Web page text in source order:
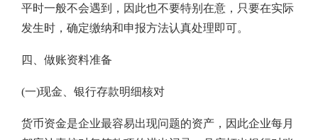
平时一般不会遇到，因此也不要特别在意，只要在实际
发生时，确定缴纳和申报方法认真处理即可。
四、做账资料准备
(一)现金、银行存款明细核对
货币资金是企业最容易出现问题的资产，因此企业每月